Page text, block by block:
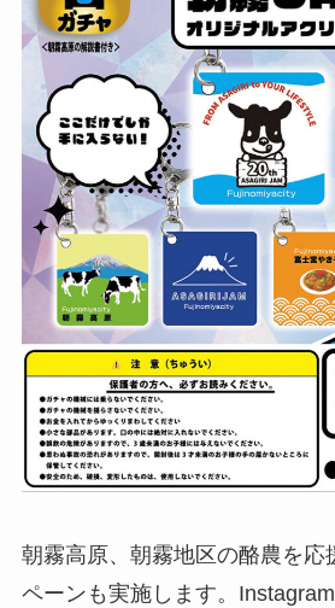
朝霧高原、朝霧地区の酪農を応
ペーンも実施します。